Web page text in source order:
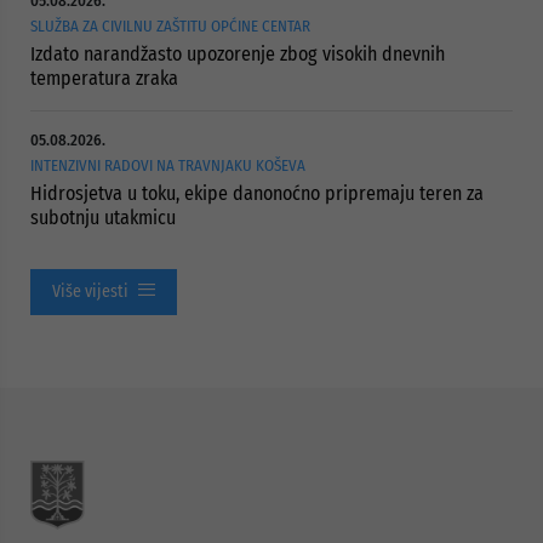
SLUŽBA ZA CIVILNU ZAŠTITU OPĆINE CENTAR
Izdato narandžasto upozorenje zbog visokih dnevnih
temperatura zraka
05.08.2026.
INTENZIVNI RADOVI NA TRAVNJAKU KOŠEVA
Hidrosjetva u toku, ekipe danonoćno pripremaju teren za
subotnju utakmicu
Više vijesti